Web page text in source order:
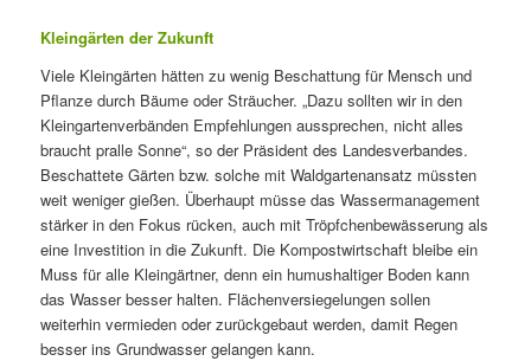
Kleingärten der Zukunft
Viele Kleingärten hätten zu wenig Beschattung für Mensch und
Pflanze durch Bäume oder Sträucher. „Dazu sollten wir in den
Kleingartenverbänden Empfehlungen aussprechen, nicht alles
braucht pralle Sonne“, so der Präsident des Landesverbandes.
Beschattete Gärten bzw. solche mit Waldgartenansatz müssten
weit weniger gießen. Überhaupt müsse das Wassermanagement
stärker in den Fokus rücken, auch mit Tröpfchenbewässerung als
eine Investition in die Zukunft. Die Kompostwirtschaft bleibe ein
Muss für alle Kleingärtner, denn ein humushaltiger Boden kann
das Wasser besser halten. Flächenversiegelungen sollen
weiterhin vermieden oder zurückgebaut werden, damit Regen
besser ins Grundwasser gelangen kann.